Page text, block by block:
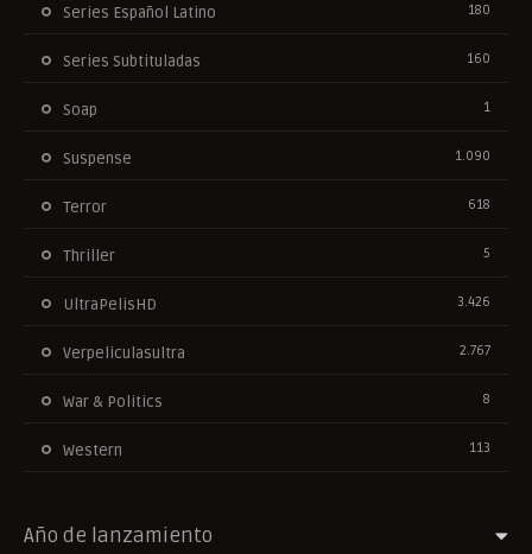
Series Español Latino 180
Series Subtituladas 160
Soap 1
Suspense 1.090
Terror 618
Thriller 5
UltraPelisHD 3.426
Verpeliculasultra 2.767
War & Politics 8
Western 113
Año de lanzamiento